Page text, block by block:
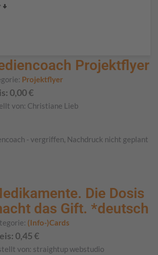
Projektflyer
Projektflyer
0,00€
von: Christiane Lieb
- vergriffen, Nachdruck nicht geplant
Die Dosis
das Gift. *deutsch
(Info-)Cards
0,45€
von: straightup webstudio